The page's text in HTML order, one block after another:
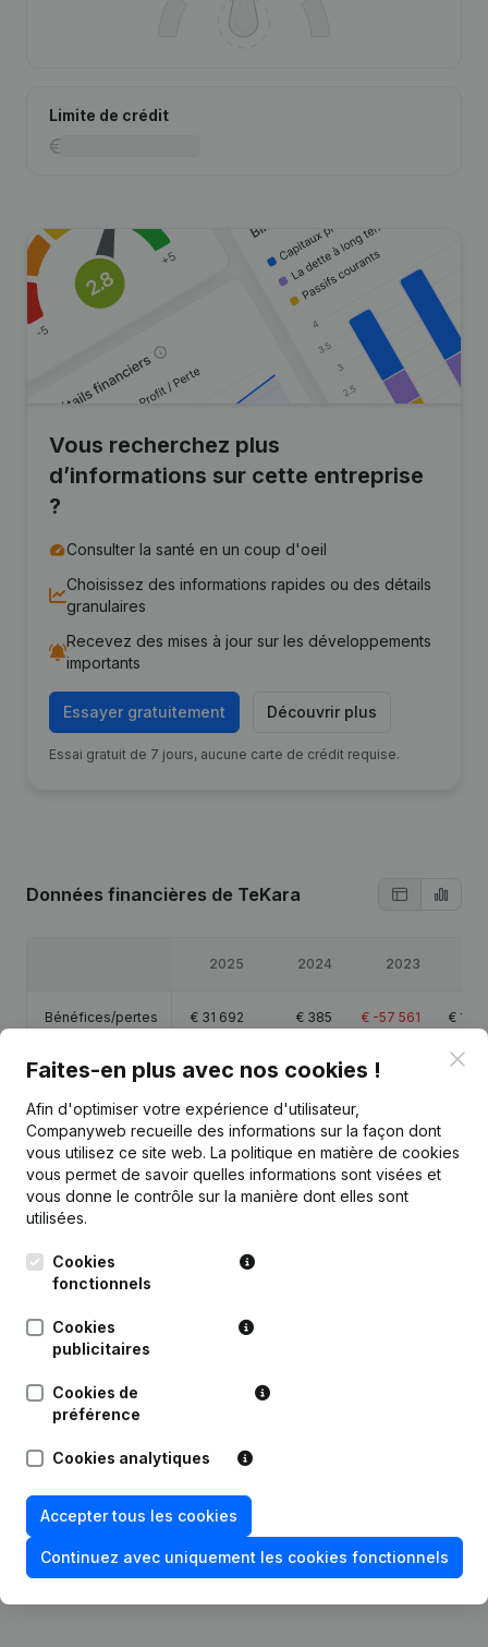
Limite de crédit
Vous recherchez plus
d’informations sur cette entreprise
?
Consulter la santé en un coup d'oeil
Choisissez des informations rapides ou des détails
granulaires
Recevez des mises à jour sur les développements
importants
Essayer gratuitement Découvrir plus
Essai gratuit de 7 jours, aucune carte de crédit requise.
Données financières de TeKara
2025 2024 2023
Bénéfices/pertes € 31 692 € 385 € -57 561 € 10
Capitaux propres €-10 163 € -41 855 € -42 240 € 15
Marge brute € 172 147 €135 488 € 57 774
Personnel 4,8 4,4 3,2
06-07-2021
Rubrique Constitution (Nouvelle
Personne Morale, Ouverture
Succursale, etc...)
Faites-en plus avec nos cookies !
Afin d'optimiser votre expérience d'utilisateur,
Companyweb recueille des informations sur la façon dont
vous utilisez ce site web. La politique en matière de cookies
vous permet de savoir quelles informations sont visées et
vous donne le contrôle sur la manière dont elles sont
utilisées.
Cookies
fonctionnels
Cookies
publicitaires
Cookies de
préférence
Cookies analytiques
Accepter tous les cookies
Continuez avec uniquement les cookies fonctionnels